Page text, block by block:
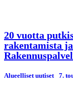
20 vuotta
rakentamista
Alueelliset uutiset 7.